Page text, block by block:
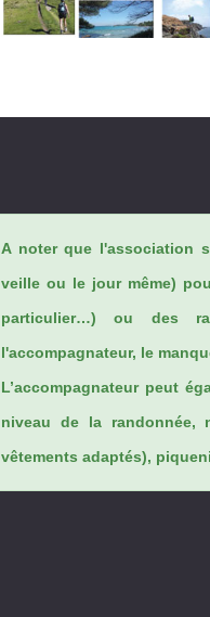
A noter que l'association
veille ou le jour même)
particulier…) ou des
l'accompagnateur, le
L’accompagnateur peut
niveau de la randonnée,
vêtements adaptés),